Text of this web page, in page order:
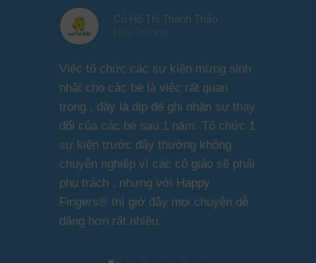
Cô Hồ Thị Thanh Thảo
Hiệu Trưởng
Việc tổ chức các sự kiện mừng sinh
nhật cho các bé là việc rất quan
trọng , đây là dịp để ghi nhận sự thay
đổi của các bé sau 1 năm. Tổ chức 1
sự kiện trước đây thường không
chuyên nghiệp vì các cô giáo sẽ phải
phụ trách , nhưng với Happy
Fingers® thì giờ đây mọi chuyện dễ
dàng hơn rất nhiều.